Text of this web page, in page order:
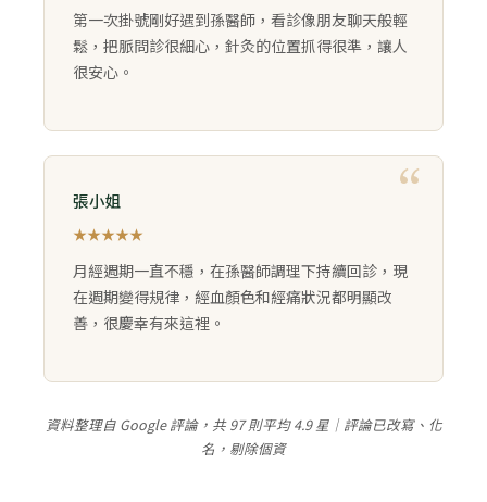
第一次掛號剛好遇到孫醫師，看診像朋友聊天般輕
鬆，把脈問診很細心，針灸的位置抓得很準，讓人
很安心。
張小姐
★★★★★
月經週期一直不穩，在孫醫師調理下持續回診，現
在週期變得規律，經血顏色和經痛狀況都明顯改
善，很慶幸有來這裡。
資料整理自 Google 評論，共 97 則平均 4.9 星｜評論已改寫、化
名，剔除個資